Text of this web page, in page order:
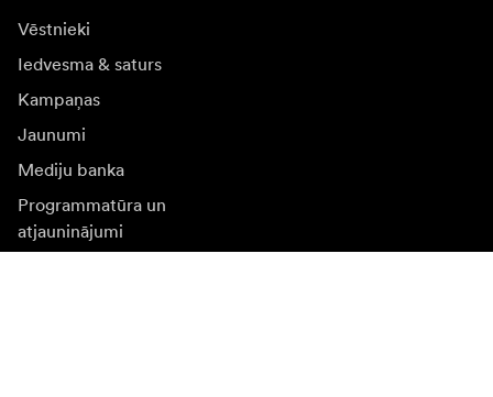
Vēstnieki
Iedvesma & saturs
Kampaņas
Jaunumi
Mediju banka
Programmatūra un
atjauninājumi